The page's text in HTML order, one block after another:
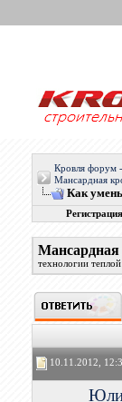
Кровля форум
Мансардная
Как
Регистрация
технологии
10.11.2012,